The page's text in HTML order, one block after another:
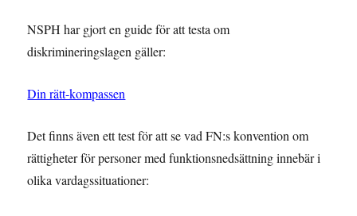
NSPH har gjort en guide för att testa om
diskrimineringslagen gäller:
Din rätt-kompassen
Det finns även ett test för att se vad FN:s konvention om
rättigheter för personer med funktionsnedsättning innebär i
olika vardagssituationer: